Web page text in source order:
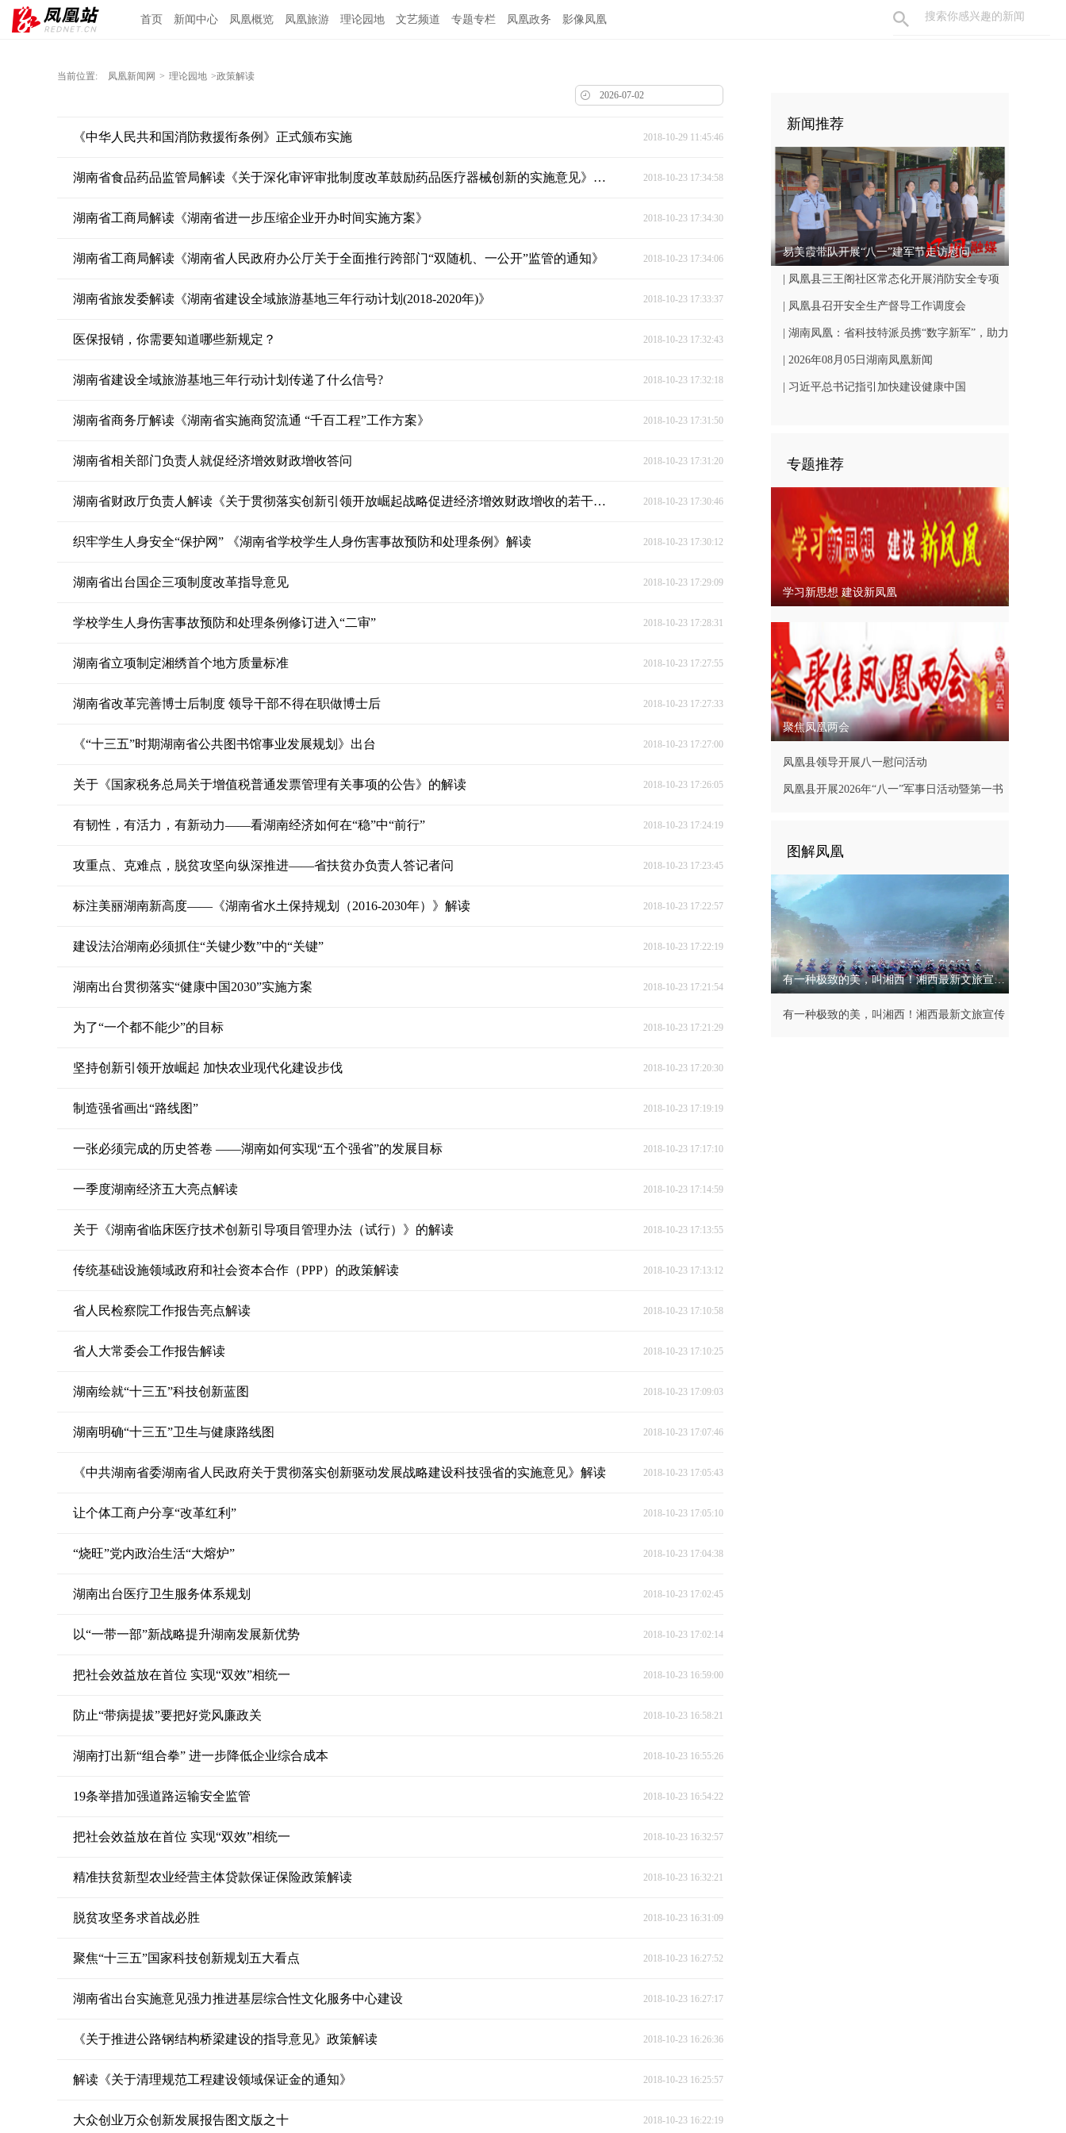
首页 新闻中心 凤凰概览 凤凰旅游 理论园地 文艺频道 专题专栏 凤凰政务 影像凤凰
当前位置: 凤凰新闻网 > 理论园地 >政策解读
《中华人民共和国消防救援衔条例》正式颁布实施 2018-10-29 11:45:46
湖南省食品药品监管局解读《关于深化审评审批制度改革鼓励药品医疗器械创新的实施意见》政策解读 2018-10-23 17:34:58
湖南省工商局解读《湖南省进一步压缩企业开办时间实施方案》 2018-10-23 17:34:30
湖南省工商局解读《湖南省人民政府办公厅关于全面推行跨部门“双随机、一公开”监管的通知》 2018-10-23 17:34:06
湖南省旅发委解读《湖南省建设全域旅游基地三年行动计划(2018-2020年)》 2018-10-23 17:33:37
医保报销，你需要知道哪些新规定？ 2018-10-23 17:32:43
湖南省建设全域旅游基地三年行动计划传递了什么信号? 2018-10-23 17:32:18
湖南省商务厅解读《湖南省实施商贸流通 “千百工程”工作方案》 2018-10-23 17:31:50
湖南省相关部门负责人就促经济增效财政增收答问 2018-10-23 17:31:20
湖南省财政厅负责人解读《关于贯彻落实创新引领开放崛起战略促进经济增效财政增收的若干意见》 2018-10-23 17:30:46
织牢学生人身安全“保护网” 《湖南省学校学生人身伤害事故预防和处理条例》解读 2018-10-23 17:30:12
湖南省出台国企三项制度改革指导意见 2018-10-23 17:29:09
学校学生人身伤害事故预防和处理条例修订进入“二审” 2018-10-23 17:28:31
湖南省立项制定湘绣首个地方质量标准 2018-10-23 17:27:55
湖南省改革完善博士后制度 领导干部不得在职做博士后 2018-10-23 17:27:33
《“十三五”时期湖南省公共图书馆事业发展规划》出台 2018-10-23 17:27:00
关于《国家税务总局关于增值税普通发票管理有关事项的公告》的解读 2018-10-23 17:26:05
有韧性，有活力，有新动力——看湖南经济如何在“稳”中“前行” 2018-10-23 17:24:19
攻重点、克难点，脱贫攻坚向纵深推进——省扶贫办负责人答记者问 2018-10-23 17:23:45
标注美丽湖南新高度——《湖南省水土保持规划（2016-2030年）》解读 2018-10-23 17:22:57
建设法治湖南必须抓住“关键少数”中的“关键” 2018-10-23 17:22:19
湖南出台贯彻落实“健康中国2030”实施方案 2018-10-23 17:21:54
为了“一个都不能少”的目标 2018-10-23 17:21:29
坚持创新引领开放崛起 加快农业现代化建设步伐 2018-10-23 17:20:30
制造强省画出“路线图” 2018-10-23 17:19:19
一张必须完成的历史答卷 ——湖南如何实现“五个强省”的发展目标 2018-10-23 17:17:10
一季度湖南经济五大亮点解读 2018-10-23 17:14:59
关于《湖南省临床医疗技术创新引导项目管理办法（试行）》的解读 2018-10-23 17:13:55
传统基础设施领域政府和社会资本合作（PPP）的政策解读 2018-10-23 17:13:12
省人民检察院工作报告亮点解读 2018-10-23 17:10:58
省人大常委会工作报告解读 2018-10-23 17:10:25
湖南绘就“十三五”科技创新蓝图 2018-10-23 17:09:03
湖南明确“十三五”卫生与健康路线图 2018-10-23 17:07:46
《中共湖南省委湖南省人民政府关于贯彻落实创新驱动发展战略建设科技强省的实施意见》解读 2018-10-23 17:05:43
让个体工商户分享“改革红利” 2018-10-23 17:05:10
“烧旺”党内政治生活“大熔炉” 2018-10-23 17:04:38
湖南出台医疗卫生服务体系规划 2018-10-23 17:02:45
以“一带一部”新战略提升湖南发展新优势 2018-10-23 17:02:14
把社会效益放在首位 实现“双效”相统一 2018-10-23 16:59:00
防止“带病提拔”要把好党风廉政关 2018-10-23 16:58:21
湖南打出新“组合拳” 进一步降低企业综合成本 2018-10-23 16:55:26
19条举措加强道路运输安全监管 2018-10-23 16:54:22
把社会效益放在首位 实现“双效”相统一 2018-10-23 16:32:57
精准扶贫新型农业经营主体贷款保证保险政策解读 2018-10-23 16:32:21
脱贫攻坚务求首战必胜 2018-10-23 16:31:09
聚焦“十三五”国家科技创新规划五大看点 2018-10-23 16:27:52
湖南省出台实施意见强力推进基层综合性文化服务中心建设 2018-10-23 16:27:17
《关于推进公路钢结构桥梁建设的指导意见》政策解读 2018-10-23 16:26:36
解读《关于清理规范工程建设领域保证金的通知》 2018-10-23 16:25:57
大众创业万众创新发展报告图文版之十 2018-10-23 16:22:19
新闻推荐
易美霞带队开展“八一”建军节走访慰问
| 凤凰县三王阁社区常态化开展消防安全专项
巡查工作
| 凤凰县召开安全生产督导工作调度会
| 湖南凤凰：省科技特派员携“数字新军”，助力
凤凰文旅发展
| 2026年08月05日湖南凤凰新闻
| 习近平总书记指引加快建设健康中国
专题推荐
学习新思想 建设新凤凰
聚焦凤凰两会
凤凰县领导开展八一慰问活动
凤凰县开展2026年“八一”军事日活动暨第一书
图解凤凰
有一种极致的美，叫湘西！湘西最新文旅宣传片
有一种极致的美，叫湘西！湘西最新文旅宣传